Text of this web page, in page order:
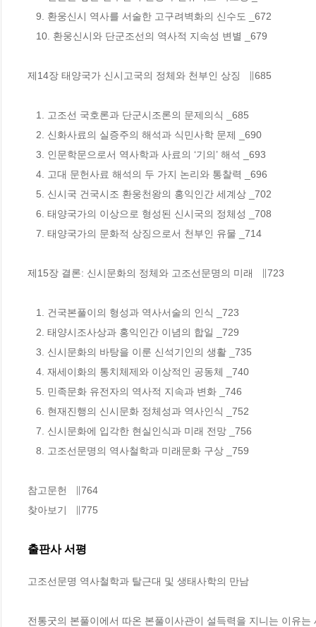
제14장 태양국가 신시고국의 정체와 천부인 상징   ∥685
제15장 결론: 신시문화의 정체와 고조선문명의 미래   ∥723
참고문헌   ∥764
찾아보기   ∥775
출판사 서평
고조선문명 역사철학과 탈근대 및 생태사학의 만남
전통굿의 본풀이에서 따온 본풀이사관이 설득력을 지니는 이유